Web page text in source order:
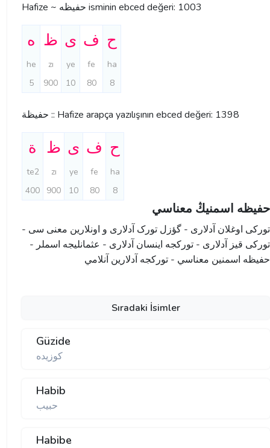
Hafize ~ حفیظه isminin ebced değeri: 1003
ح ف ی ظ ه
ha
fe
ye
zı
he
8
80
10
900
5
حفیظة :: Hafize arapça yazılışının ebced değeri: 1398
ح ف ی ظ ة
ha
fe
ye
zı
te2
8
80
10
900
400
حفیظه اسمنيڭ معناسي
تورکی اوغلان آدلاری - گؤزل تورک آدلاری و اونلارین معنی سی -
تورکی قیز آدلاری - تورکجه اینسان آدلاری - عثمانليجه اسملر -
حفیظه اسمنين معناسي - تورکجه آدلارین آنلامي
Sıradaki İsimler
Güzide
كوزیده
Habib
حبیب
Habibe